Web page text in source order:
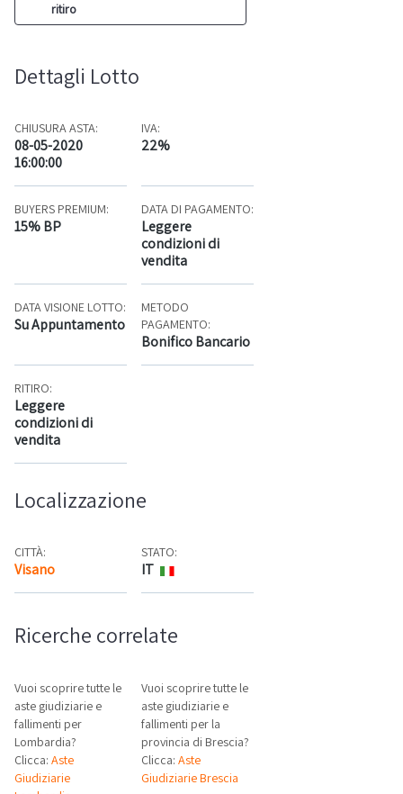
ritiro
Dettagli Lotto
CHIUSURA ASTA:
08-05-2020
16:00:00
IVA:
22%
BUYERS PREMIUM:
15% BP
DATA DI PAGAMENTO:
Leggere
condizioni di
vendita
DATA VISIONE LOTTO:
Su Appuntamento
METODO
PAGAMENTO:
Bonifico Bancario
RITIRO:
Leggere
condizioni di
vendita
Localizzazione
CITTÀ:
Visano Mappa
STATO:
IT
Ricerche correlate
Vuoi scoprire tutte le
aste giudiziarie e
fallimenti per
Lombardia?
Clicca: Aste
Giudiziarie
Vuoi scoprire tutte le
aste giudiziarie e
fallimenti per la
provincia di Brescia?
Clicca:Aste
Giudiziarie Brescia